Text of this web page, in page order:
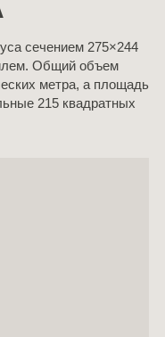
сечением 275×244
Общий объем
метра, а площадь
215 квадратных